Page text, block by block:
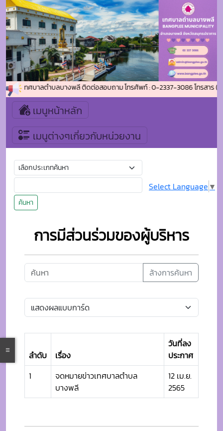
ข้าสู่เทศบาลตำบลบางพลี ติดต่อสอบถาม โทรศัพท์ : 0-2337-3086 โทรสาร (แ
เมนูหน้าหลัก
เมนูต่างๆเกี่ยวกับหน่วยงาน
ค้นหา
Select Language ▼
การมีส่วนร่วมของผู้บริหาร
ล้างการค้นหา
ลำดับ เรื่อง
วันที่ลง
ประกาศ
1
จดหมายข่าวเทศบาลตำบล
บางพลี
12 เม.ย.
2565